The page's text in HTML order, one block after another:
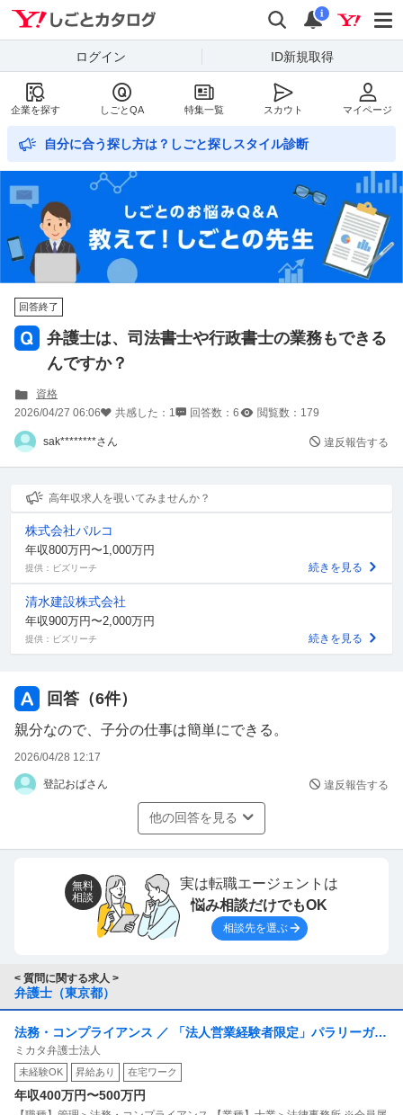
Yahoo!しごとカタログ
検索
通知
i
ログイン ID新規取得
企業を探す しごとQA 特集一覧 スカウト マイページ
自分に合う探し方は？しごと探しスタイル診断
回答終了
弁護士は、司法書士や行政書士の業務もできる
んですか？
資格
2026/04/27 06:06
共感した： 1 回答数： 6 閲覧数： 179
sak********さん 違反報告する
高年収求人を覗いてみませんか？
株式会社パルコ
年収800万円〜1,000万円
提供：ビズリーチ 続きを見る
清水建設株式会社
年収900万円〜2,000万円
提供：ビズリーチ 続きを見る
回答（6件）
親分なので、子分の仕事は簡単にできる。
2026/04/28 12:17
登記おばさん 違反報告する
他の回答を見る
無料
相談
実は転職エージェントは
悩み相談だけでもOK
相談先を選ぶ
< 質問に関する求人 >
弁護士（東京都）
法務・コンプライアンス ／ 「法人営業経験者限定」パラリーガル
として法律事務のプロを目指しませんか？（土日祝休・在宅勤務
可・サポート体制・資格支援充実・8月東京駅移転予定）
ミカタ弁護士法人
未経験OK 昇給あり 在宅ワーク
年収400万円〜500万円